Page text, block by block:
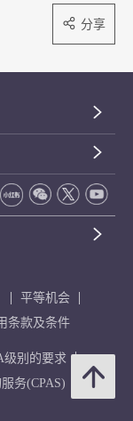
分享
平等机会
条款及条件
级别的要求
务(CPAS)